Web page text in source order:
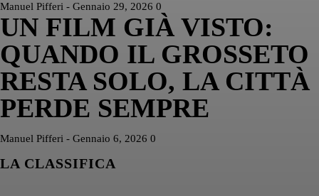
Manuel Pifferi - Gennaio 29, 2026 0
UN FILM GIÀ VISTO:
QUANDO IL GROSSETO
RESTA SOLO, LA CITTÀ
PERDE SEMPRE
Manuel Pifferi - Gennaio 6, 2026 0
LA CLASSIFICA